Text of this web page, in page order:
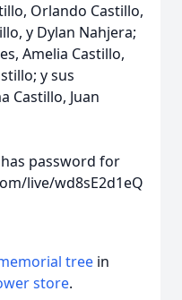
Orlando Castillo,
y Dylan Nahjera;
Amelia Castillo,
y sus
Castillo, Juan
password for
live/wd8sE2d1eQ
tree in
store.